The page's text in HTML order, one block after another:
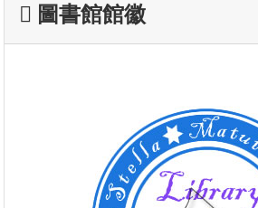
圖書館館徽